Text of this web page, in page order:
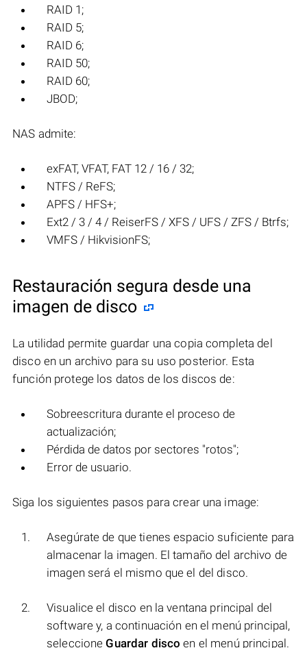
RAID 1;
RAID 5;
RAID 6;
RAID 50;
RAID 60;
JBOD;
NAS admite:
exFAT, VFAT, FAT 12 / 16 / 32;
NTFS / ReFS;
APFS / HFS+;
Ext2 / 3 / 4 / ReiserFS / XFS / UFS / ZFS / Btrfs;
VMFS / HikvisionFS;
Restauración segura desde una
imagen de disco
La utilidad permite guardar una copia completa del
disco en un archivo para su uso posterior. Esta
función protege los datos de los discos de:
Sobreescritura durante el proceso de
actualización;
Pérdida de datos por sectores "rotos";
Error de usuario.
Siga los siguientes pasos para crear una image:
Asegúrate de que tienes espacio suficiente para
almacenar la imagen. El tamaño del archivo de
imagen será el mismo que el del disco.
Visualice el disco en la ventana principal del
software y, a continuación en el menú principal,
seleccioneGuardar disco en el menú principal.